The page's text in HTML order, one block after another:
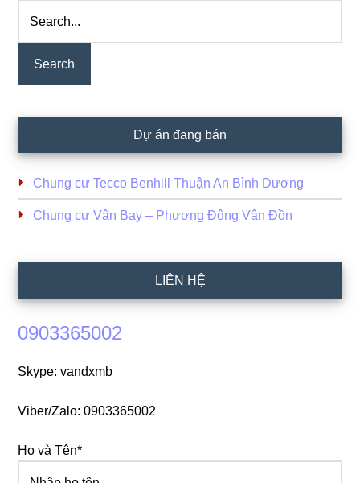
Dự án đang bán
Chung cư Tecco Benhill Thuận An Bình Dương
Chung cư Vân Bay – Phương Đông Vân Đồn
LIÊN HỆ
0903365002
Skype: vandxmb
Viber/Zalo: 0903365002
Họ và Tên*